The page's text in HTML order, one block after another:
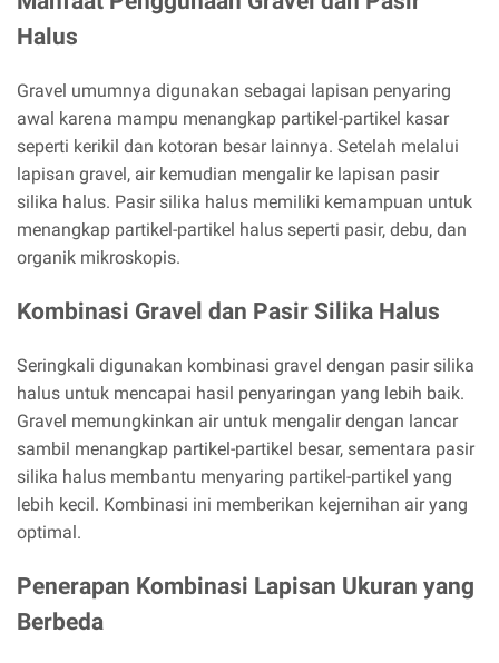
Halus
Gravel umumnya digunakan sebagai lapisan penyaring
awal karena mampu menangkap partikel-partikel kasar
seperti kerikil dan kotoran besar lainnya. Setelah melalui
lapisan gravel, air kemudian mengalir ke lapisan pasir
silika halus. Pasir silika halus memiliki kemampuan untuk
menangkap partikel-partikel halus seperti pasir, debu, dan
organik mikroskopis.
Kombinasi Gravel dan Pasir Silika Halus
Seringkali digunakan kombinasi gravel dengan pasir silika
halus untuk mencapai hasil penyaringan yang lebih baik.
Gravel memungkinkan air untuk mengalir dengan lancar
sambil menangkap partikel-partikel besar, sementara pasir
silika halus membantu menyaring partikel-partikel yang
lebih kecil. Kombinasi ini memberikan kejernihan air yang
optimal.
Penerapan Kombinasi Lapisan Ukuran yang
Berbeda